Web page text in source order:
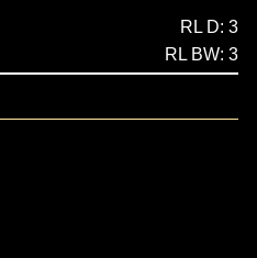
RL D: 3
RL BW: 3